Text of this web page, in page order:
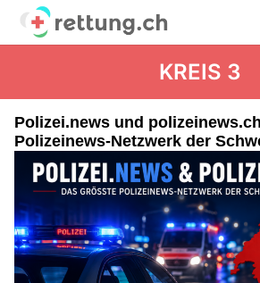
KREIS 3
Polizei.news und
Polizeinews-Netzwerk der